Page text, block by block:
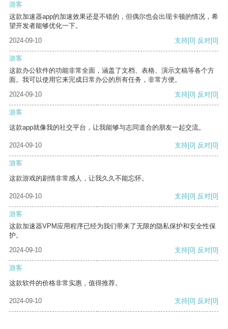
游客
这款加速器app的加速效果还是不错的，但偶尔也会出现卡顿的情况，希
望开发者能够优化一下。
2024-09-10
支持[0] 反对[0]
游客
这款办公软件的功能非常全面，涵盖了文档、表格、演示文稿等各个方
面。我可以使用它来完成日常办公的所有任务，非常方便。
2024-09-10
支持[0] 反对[0]
游客
这款app就像我的社交平台，让我能够与志同道合的朋友一起交流。
2024-09-10 支持[0] 反对[0]
游客
这款游戏的剧情非常感人，让我久久不能忘怀。
2024-09-10 支持[0] 反对[0]
游客
这款加速器VPM应用程序已经为我们带来了无限的隐私保护和安全性保
护。
2024-09-10
支持[0] 反对[0]
游客
这款软件的价格非常实惠，值得推荐。
2024-09-10 支持[0] 反对[0]